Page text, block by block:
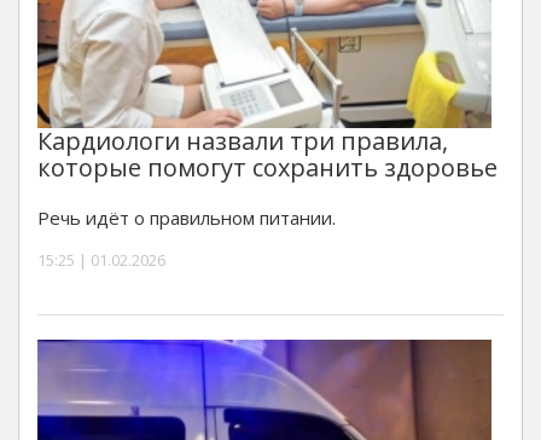
Кардиологи назвали три правила,
которые помогут сохранить здоровье
Речь идёт о правильном питании.
15:25 | 01.02.2026